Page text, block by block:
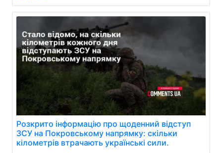
Розкрито інформацію про щоденний відступ
ЗСУ на Покровському напрямку: скільки
кілометрів втрачають українські сили.